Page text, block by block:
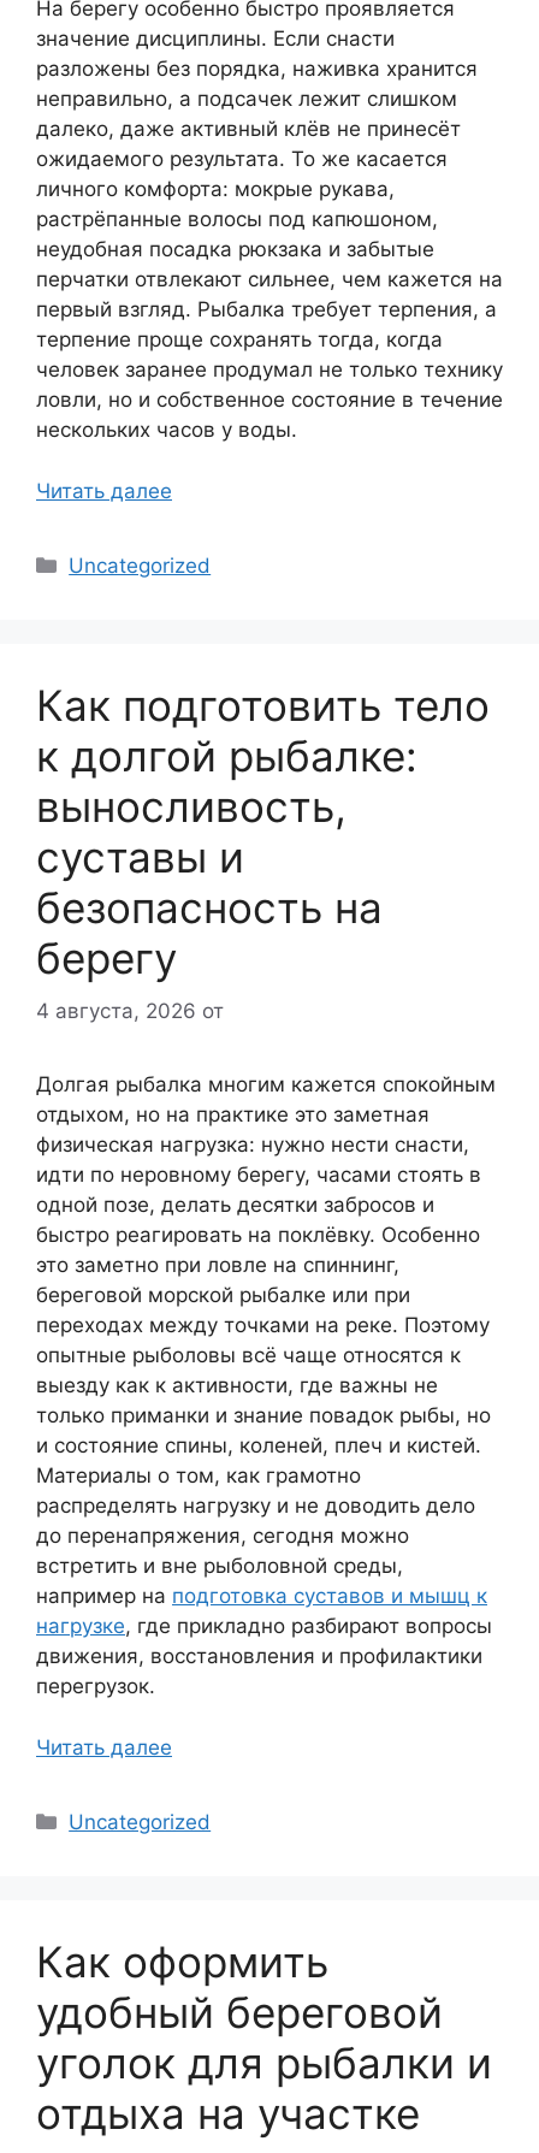
На берегу особенно быстро проявляется
значение дисциплины. Если снасти
разложены без порядка, наживка хранится
неправильно, а подсачек лежит слишком
далеко, даже активный клёв не принесёт
ожидаемого результата. То же касается
личного комфорта: мокрые рукава,
растрёпанные волосы под капюшоном,
неудобная посадка рюкзака и забытые
перчатки отвлекают сильнее, чем кажется на
первый взгляд. Рыбалка требует терпения, а
терпение проще сохранять тогда, когда
человек заранее продумал не только технику
ловли, но и собственное состояние в течение
нескольких часов у воды.
Читать далее
Рубрики
Uncategorized
Как подготовить тело
к долгой рыбалке:
выносливость,
суставы и
безопасность на
берегу
4 августа, 2026 от
Долгая рыбалка многим кажется спокойным
отдыхом, но на практике это заметная
физическая нагрузка: нужно нести снасти,
идти по неровному берегу, часами стоять в
одной позе, делать десятки забросов и
быстро реагировать на поклёвку. Особенно
это заметно при ловле на спиннинг,
береговой морской рыбалке или при
переходах между точками на реке. Поэтому
опытные рыболовы всё чаще относятся к
выезду как к активности, где важны не
только приманки и знание повадок рыбы, но
и состояние спины, коленей, плеч и кистей.
Материалы о том, как грамотно
распределять нагрузку и не доводить дело
до перенапряжения, сегодня можно
встретить и вне рыболовной среды,
например на подготовка суставов и мышц к
нагрузке, где прикладно разбирают вопросы
движения, восстановления и профилактики
перегрузок.
Читать далее
Рубрики
Uncategorized
Как оформить
удобный береговой
уголок для рыбалки и
отдыха на участке